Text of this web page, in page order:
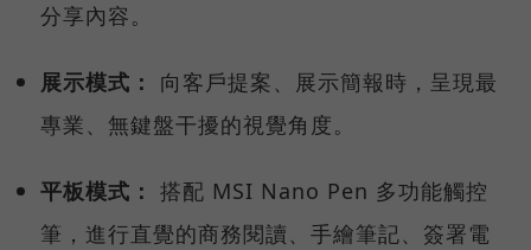
分享內容。
展示模式：
向客戶提案、展示簡報時，呈現最
專業、無鍵盤干擾的視覺角度。
平板模式： 搭配 MSI Nano Pen 多功能觸控
筆，進行直覺的商務閱讀、手繪筆記、簽署電